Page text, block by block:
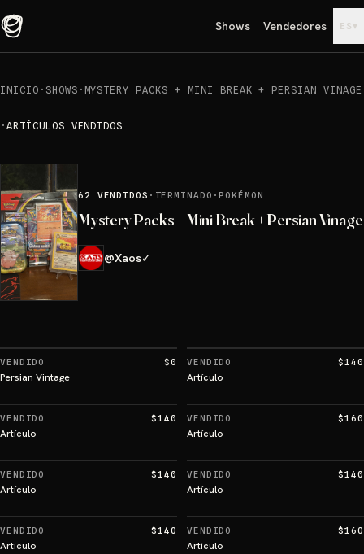
Shows Vendedores ES ▾
INICIO · SHOWS · MYSTERY PACKS + MINI BREAK + PERSIAN VINAGE
· ARTÍCULOS VENDIDOS
62 VENDIDOS · TERMINADO ·POKÉMON
Mystery Packs + Mini Break + Persian Vinage
@Xaos✓
VENDIDO $0
Persian Vintage
VENDIDO $140
Artículo
VENDIDO $140
Artículo
VENDIDO $160
Artículo
VENDIDO $140
Artículo
VENDIDO $140
Artículo
VENDIDO $140
Artículo
VENDIDO $160
Artículo